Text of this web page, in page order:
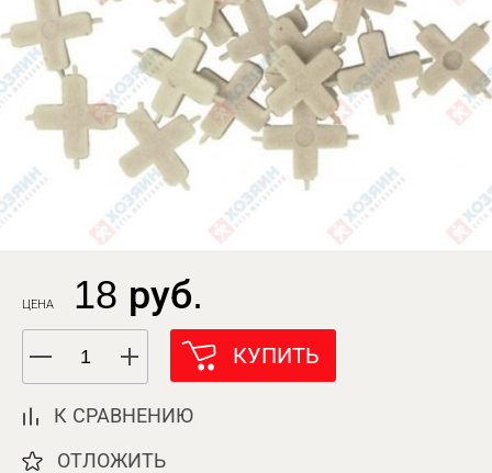
ЦЕНА 18 руб.
КУПИТЬ
К СРАВНЕНИЮ
ОТЛОЖИТЬ